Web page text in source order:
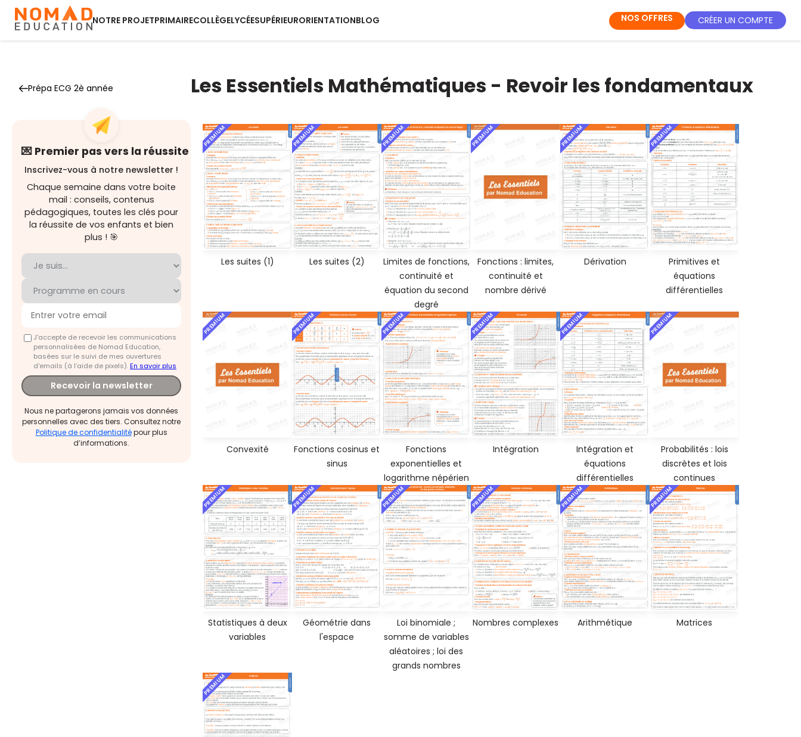
NOTRE PROJETPRIMAIRECOLLÈGELYCÉESUPÉRIEURORIENTATIONBLOG NOS OFFRES CRÉER UN COMPTE
Prépa ECG 2è année
💌 Premier pas vers la réussite
Inscrivez-vous à notre newsletter !
Chaque semaine dans votre boite
mail : conseils, contenus
pédagogiques, toutes les clés pour
la réussite de vos enfants et bien
plus ! 🎯
J'accepte de recevoir les communications
personnalisées de Nomad Education,
basées sur le suivi de mes ouvertures
d'emails (à l’aide de pixels).En savoir plus
Recevoir la newsletter
Nous ne partagerons jamais vos données
personnelles avec des tiers. Consultez notre
Politique de confidentialitépour plus
d’informations.
Les Essentiels Mathématiques - Revoir les fondamentaux
PREMIUM
Les suites (1)
PREMIUM
Les suites (2)
PREMIUM
Limites de fonctions,
continuité et
équation du second
degré
PREMIUM
Fonctions : limites,
continuité et
nombre dérivé
PREMIUM
Dérivation
PREMIUM
Primitives et
équations
différentielles
PREMIUM
Convexité
PREMIUM
Fonctions cosinus et
sinus
PREMIUM
Fonctions
exponentielles et
logarithme népérien
PREMIUM
Intégration
PREMIUM
Intégration et
équations
différentielles
PREMIUM
Probabilités : lois
discrètes et lois
continues
PREMIUM
Statistiques à deux
variables
PREMIUM
Géométrie dans
l'espace
PREMIUM
Loi binomiale ;
somme de variables
aléatoires ; loi des
grands nombres
PREMIUM
Nombres complexes
PREMIUM
Arithmétique
PREMIUM
Matrices
PREMIUM